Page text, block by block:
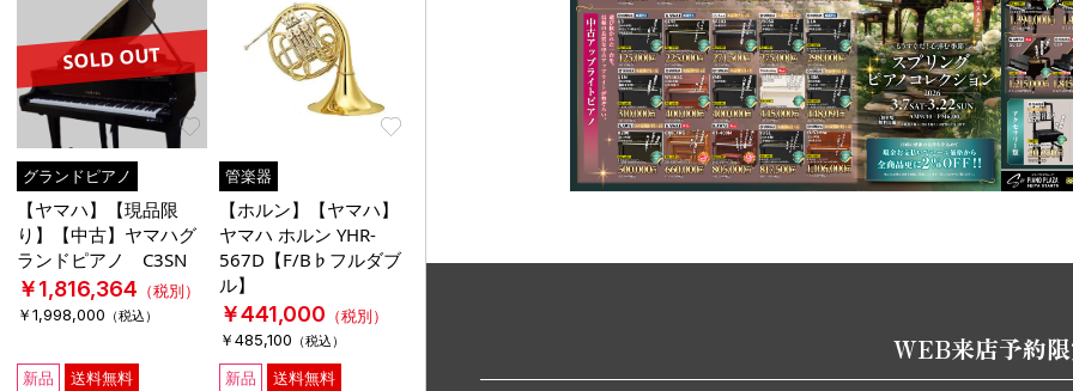
SOLD OUT
Favorite
グランドピアノ
【ヤマハ】【現品限
り】【中古】ヤマハグ
ランドピアノ C3SN
￥1,816,364 （税別）
￥1,998,000 （税込）
Favorite
管楽器
【ホルン】【ヤマハ】
ヤマハ ホルン YHR-
567D【F/B♭フルダブ
ル】
￥441,000 （税別）
￥485,100 （税込）
新品 送料無料 新品 送料無料
WEB来店予約